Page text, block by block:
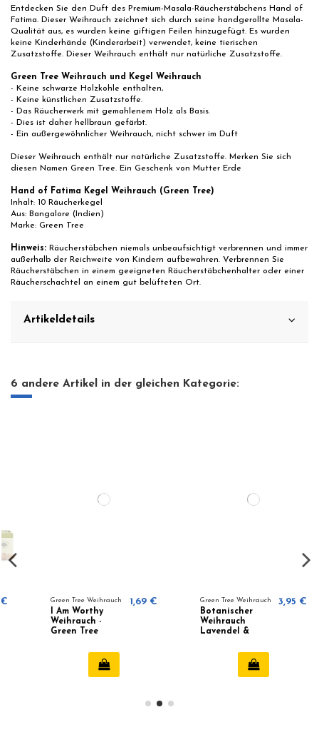
Entdecken Sie den Duft des Premium-Masala-Räucherstäbchens Hand of
Fatima. Dieser Weihrauch zeichnet sich durch seine handgerollte Masala-
Qualität aus, es wurden keine giftigen Feilen hinzugefügt. Es wurden
keine Kinderhände (Kinderarbeit) verwendet, keine tierischen
Zusatzstoffe. Dieser Weihrauch enthält nur natürliche Zusatzstoffe.
Green Tree Weihrauch und Kegel Weihrauch
- Keine schwarze Holzkohle enthalten,
- Keine künstlichen Zusatzstoffe.
- Das Räucherwerk mit gemahlenem Holz als Basis.
- Dies ist daher hellbraun gefärbt.
- Ein außergewöhnlicher Weihrauch, nicht schwer im Duft
Dieser Weihrauch enthält nur natürliche Zusatzstoffe. Merken Sie sich
diesen Namen Green Tree. Ein Geschenk von Mutter Erde
Hand of Fatima Kegel Weihrauch (Green Tree)
Inhalt: 10 Räucherkegel
Aus: Bangalore (Indien)
Marke: Green Tree
Hinweis: Räucherstäbchen niemals unbeaufsichtigt verbrennen und immer
außerhalb der Reichweite von Kindern aufbewahren. Verbrennen Sie
Räucherstäbchen in einem geeigneten Räucherstäbchenhalter oder einer
Räucherschachtel an einem gut belüfteten Ort.
Artikeldetails
6 andere Artikel in der gleichen Kategorie:
Green Tree Weihrauch
I Am Worthy
Weihrauch -
Green Tree
1,69 € Green Tree Weihrauch
Botanischer
Weihrauch
Lavendel &
3,95 €